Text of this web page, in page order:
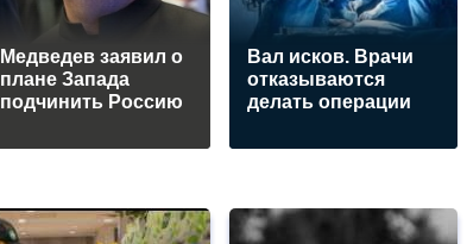
Медведев заявил о
плане Запада
подчинить Россию
Вал исков. Врачи
отказываются
делать операции